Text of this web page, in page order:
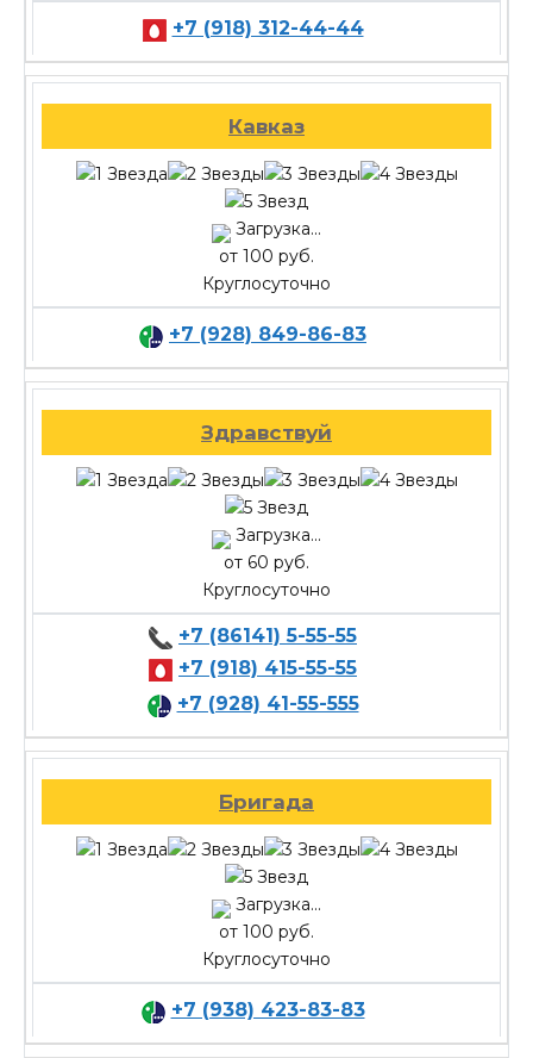
+7 (918) 312-44-44
Кавказ
Загрузка...
от 100 руб.
Круглосуточно
+7 (928) 849-86-83
Здравствуй
Загрузка...
от 60 руб.
Круглосуточно
+7 (86141) 5-55-55
+7 (918) 415-55-55
+7 (928) 41-55-555
Бригада
Загрузка...
от 100 руб.
Круглосуточно
+7 (938) 423-83-83